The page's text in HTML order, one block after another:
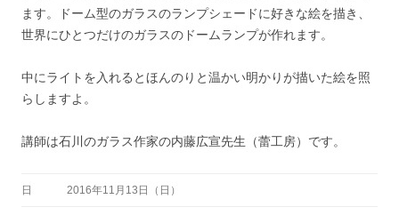
ます。ドーム型のガラスのランプシェードに好きな絵を描き、
世界にひとつだけのガラスのドームランプが作れます。
中にライトを入れるとほんのりと温かい明かりが描いた絵を照
らしますよ。
講師は石川のガラス作家の内藤広宣先生（蕾工房）です。
日 2016年11月13日（日）